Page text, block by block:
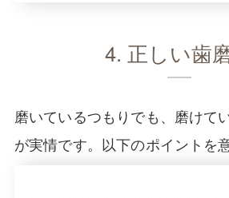
4. 正しい歯
磨いているつもりでも、磨けて
が実情です。以下のポイントを